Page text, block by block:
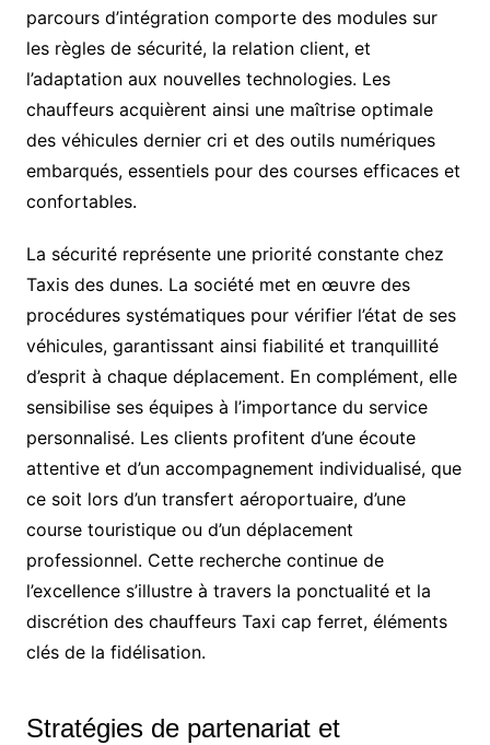
parcours d’intégration comporte des modules sur
les règles de sécurité, la relation client, et
l’adaptation aux nouvelles technologies. Les
chauffeurs acquièrent ainsi une maîtrise optimale
des véhicules dernier cri et des outils numériques
embarqués, essentiels pour des courses efficaces et
confortables.
La sécurité représente une priorité constante chez
Taxis des dunes. La société met en œuvre des
procédures systématiques pour vérifier l’état de ses
véhicules, garantissant ainsi fiabilité et tranquillité
d’esprit à chaque déplacement. En complément, elle
sensibilise ses équipes à l’importance du service
personnalisé. Les clients profitent d’une écoute
attentive et d’un accompagnement individualisé, que
ce soit lors d’un transfert aéroportuaire, d’une
course touristique ou d’un déplacement
professionnel. Cette recherche continue de
l’excellence s’illustre à travers la ponctualité et la
discrétion des chauffeurs Taxi cap ferret, éléments
clés de la fidélisation.
Stratégies de partenariat et